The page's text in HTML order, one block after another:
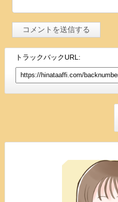
トラックバックURL: